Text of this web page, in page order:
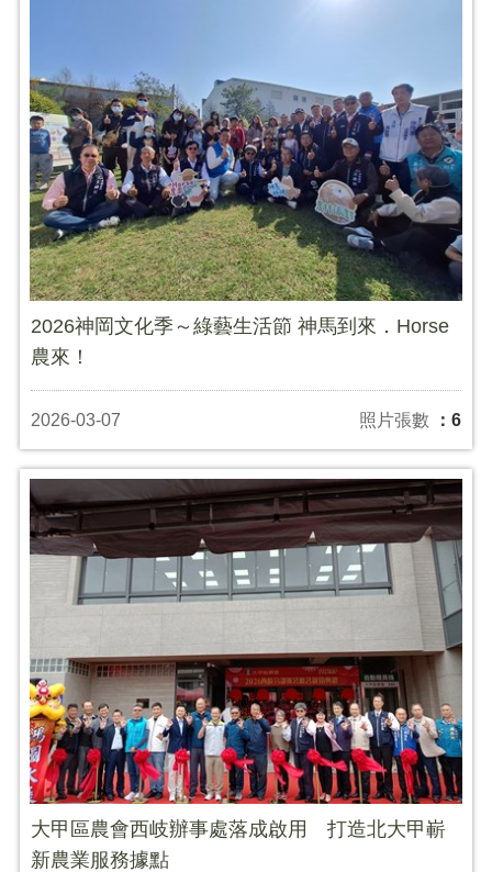
2026神岡文化季～綠藝生活節 神馬到來．Horse
農來！
2026-03-07 照片張數 ：6
大甲區農會西岐辦事處落成啟用 打造北大甲嶄
新農業服務據點